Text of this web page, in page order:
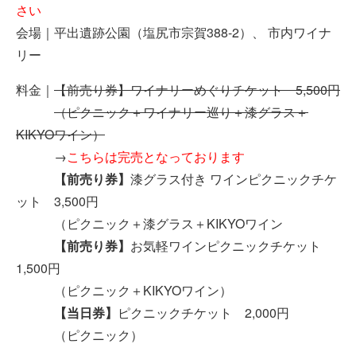
さい
会場｜平出遺跡公園（塩尻市宗賀388-2）、 市内ワイナ
リー
料金｜ 【前売り券】ワイナリーめぐりチケット5,500円
（ピクニック＋ワイナリー巡り＋漆グラス＋
KIKYOワイン）
→こちらは完売となっております
【前売り券】 漆グラス付き ワインピクニックチケ
ット 3,500円
（ピクニック＋漆グラス＋KIKYOワイン
【前売り券】 お気軽ワインピクニックチケット
1,500円
（ピクニック＋KIKYOワイン）
【当日券】 ピクニックチケット 2,000円
（ピクニック）